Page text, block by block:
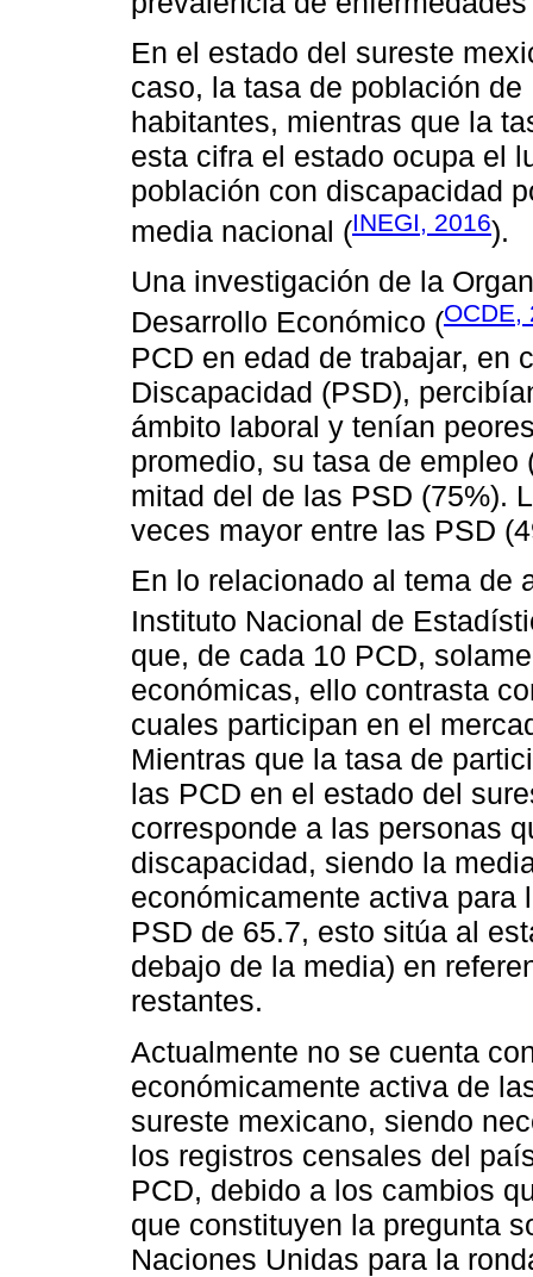
En el estado del sureste
caso, la tasa de población
habitantes, mientras que la
esta cifra el estado ocupa el
población con discapacidad
media nacional (INEGI, 2016).
Una investigación de la
Desarrollo Económico (OCDE,
PCD en edad de trabajar, en
Discapacidad (PSD),
ámbito laboral y tenían
promedio, su tasa de
mitad del de las PSD (75%).
veces mayor entre las PSD
En lo relacionado al tema de
Instituto Nacional de
que, de cada 10 PCD,
económicas, ello contrasta
cuales participan en el
Mientras que la tasa de
las PCD en el estado del
corresponde a las personas
discapacidad, siendo la
económicamente activa para
PSD de 65.7, esto sitúa al
debajo de la media) en
restantes.
Actualmente no se cuenta
económicamente activa de
sureste mexicano, siendo
los registros censales del
PCD, debido a los cambios
que constituyen la pregunta
Naciones Unidas para la